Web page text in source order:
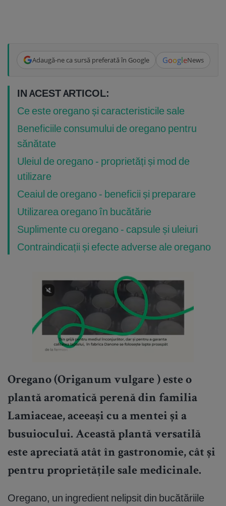
Adaugă-ne ca sursă preferată în Google GoogleNews
IN ACEST ARTICOL:
Ce este oregano și caracteristicile sale
Beneficiile consumului de oregano pentru
sănătate
Uleiul de oregano - proprietăți și mod de
utilizare
Ceaiul de oregano - beneficii și preparare
Utilizarea oregano în bucătărie
Suplimente cu oregano - capsule și uleiuri
Contraindicații și efecte adverse ale oregano
Oregano (Origanum vulgare ) este o
plantă aromatică perenă din familia
Lamiaceae, aceeași cu a mentei și a
busuiocului. Această plantă versatilă
este apreciată atât în gastronomie, cât și
pentru proprietățile sale medicinale.
Oregano, un ingredient nelipsit din bucătăriile